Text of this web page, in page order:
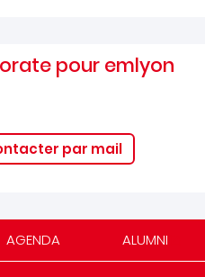
pour emlyon
par mail
AGENDA ALUMNI